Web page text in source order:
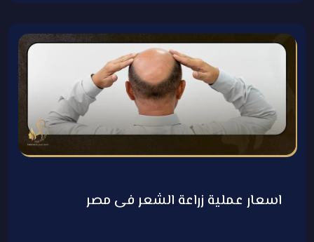
اسعار عملية زراعة الشعر فى مصر